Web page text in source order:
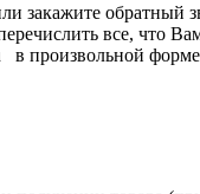
закажите обратный
все, что
произвольной